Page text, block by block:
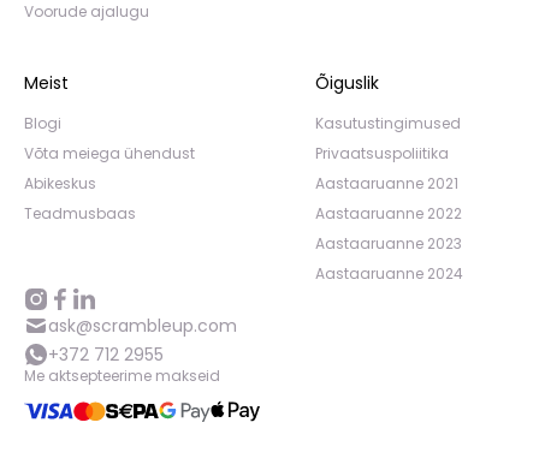
Voorude ajalugu
Meist
Blogi
Võta meiega ühendust
Abikeskus
Teadmusbaas
Õiguslik
Kasutustingimused
Privaatsuspoliitika
Aastaaruanne 2021
Aastaaruanne 2022
Aastaaruanne 2023
Aastaaruanne 2024
ask@scrambleup.com
+372 712 2955
Me aktsepteerime makseid